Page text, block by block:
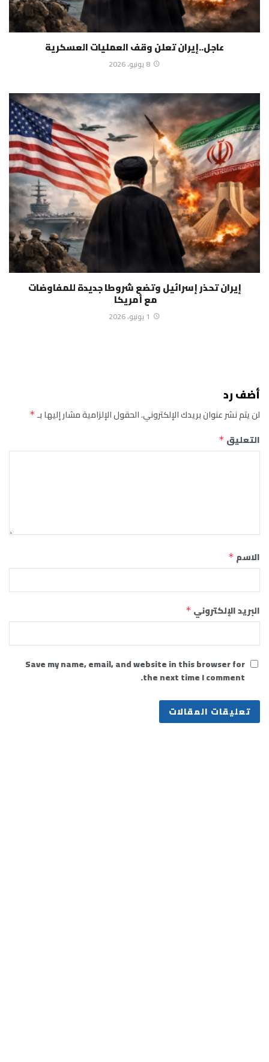
عاجل..إيران تعلن وقف العمليات العسكرية
8 يونيو، 2026
إيران تحذر إسرائيل وتضع شروطا جديدة للمفاوضات
مع أمريكا
1 يونيو، 2026
أضف رد
لن يتم نشر عنوان بريدك الإلكتروني.الحقول الإلزامية مشار إليها بـ*
التعليق *
الاسم *
البريد الإلكتروني *
Save my name, email, and website in this browser for
the next time I comment.